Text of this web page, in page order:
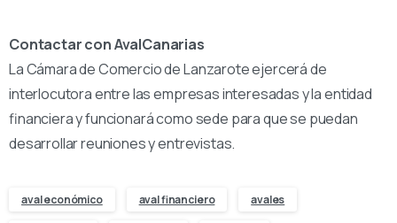
Contactar con AvalCanarias
La Cámara de Comercio de Lanzarote ejercerá de
interlocutora entre las empresas interesadas y la entidad
financiera y funcionará como sede para que se puedan
desarrollar reuniones y entrevistas.
aval económico aval financiero avales